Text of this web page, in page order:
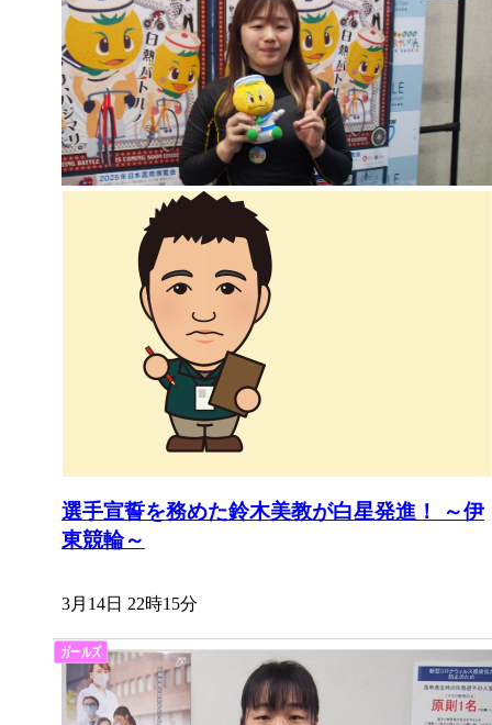
選手宣誓を務めた鈴木美教が白星発進！ ～伊
東競輪～
3月14日 22時15分